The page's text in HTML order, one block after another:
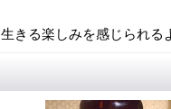
きる楽しみを感じられる